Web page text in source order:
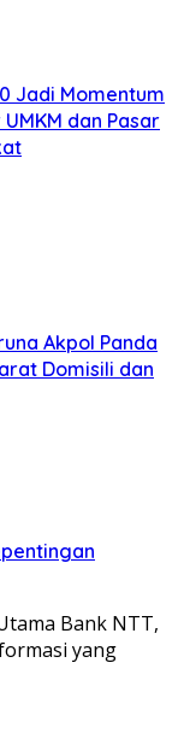
Jadi Momentum
dan Pasar
Akpol Panda
Domisili dan
Bank NTT,
yang